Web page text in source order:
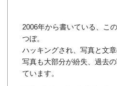
2006年から書いている、こ
つぼ。
ハッキングされ、写真と文
写真も大部分が紛失、過去
ています。